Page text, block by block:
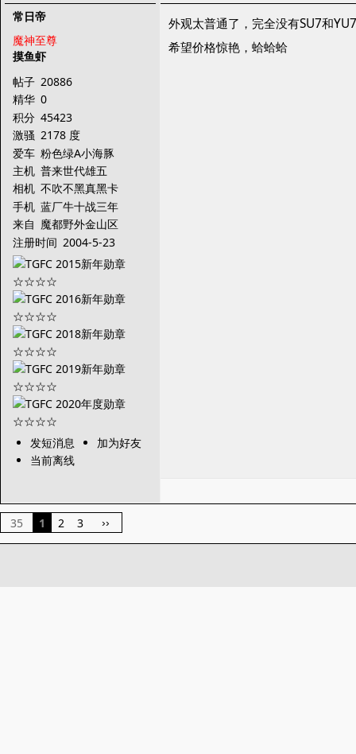
常日帝
魔神至尊
摸鱼虾
帖子 20886
精华 0
积分 45423
激骚 2178 度
爱车 粉色绿A小海豚
主机 普来世代雄五
相机 不吹不黑真黑卡
手机 蓝厂牛十战三年
来自 魔都野外金山区
注册时间 2004-5-23
发短消息
加为好友
当前离线
外观太普通了，完全没有SU7和
希望价格惊艳，蛤蛤蛤
35 1 2 3 ››